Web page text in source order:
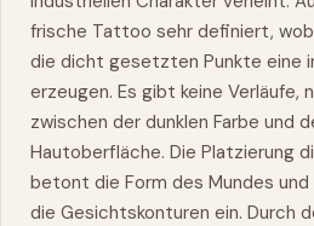
frische Tattoo sehr definiert,
die dicht gesetzten Punkte eine
erzeugen. Es gibt keine Verläufe,
zwischen der dunklen Farbe und
Hautoberfläche. Die Platzierung
betont die Form des Mundes
die Gesichtskonturen ein. Durch